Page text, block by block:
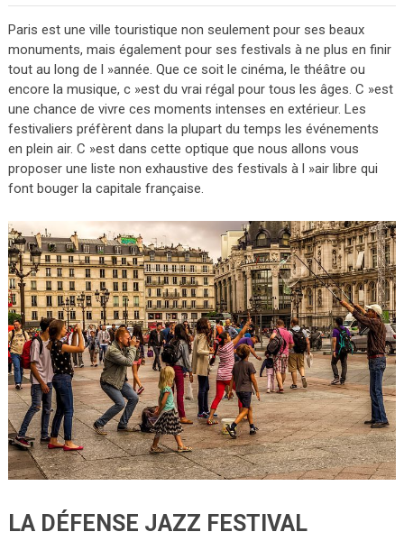
Paris est une ville touristique non seulement pour ses beaux
monuments, mais également pour ses festivals à ne plus en finir
tout au long de l »année. Que ce soit le cinéma, le théâtre ou
encore la musique, c »est du vrai régal pour tous les âges. C »est
une chance de vivre ces moments intenses en extérieur. Les
festivaliers préfèrent dans la plupart du temps les événements
en plein air. C »est dans cette optique que nous allons vous
proposer une liste non exhaustive des festivals à l »air libre qui
font bouger la capitale française.
LA DÉFENSE JAZZ FESTIVAL